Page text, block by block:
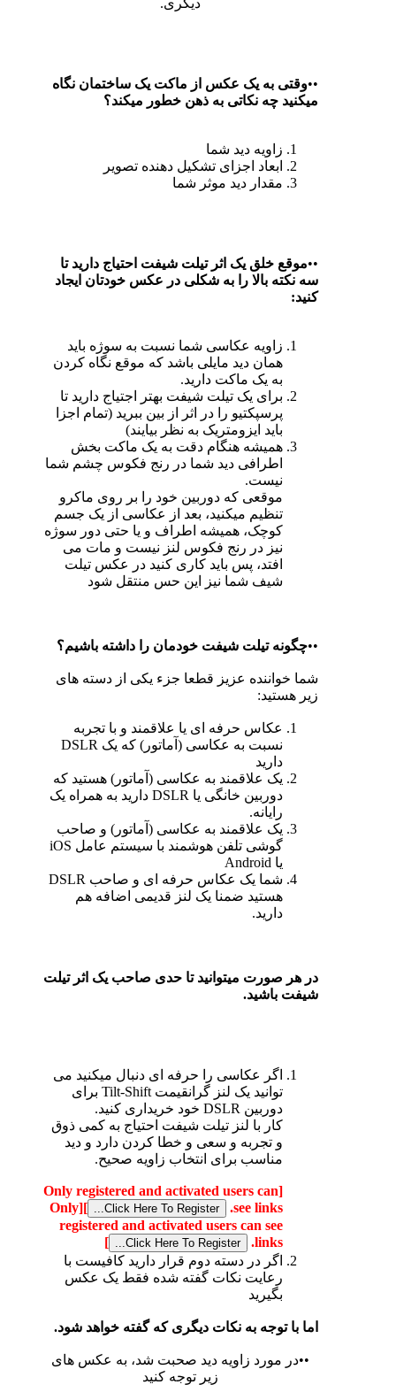
دیگری.
••وقتی به یک عکس از ماکت یک ساختمان نگاه
میکنید چه نکاتی به ذهن خطور میکند؟
زاویه دید شما
ابعاد اجزای تشکیل دهنده تصویر
مقدار دید موثر شما
••موقع خلق یک اثر تیلت شیفت احتیاج دارید تا
سه نکته بالا را به شکلی در عکس خودتان ایجاد
کنید:
زاویه عکاسی شما نسبت به سوژه باید
همان دید مایلی باشد که موقع نگاه کردن
به یک ماکت دارید.
برای یک تیلت شیفت بهتر اجتیاج دارید تا
پرسپکتیو را در اثر از بین ببرید (تمام اجزا
باید ایزومتریک به نظر بیایند)
همیشه هنگام دقت به یک ماکت بخش
اطرافی دید شما در رنج فکوس چشم شما
نیست.
موقعی که دوربین خود را بر روی ماکرو
تنظیم میکنید، بعد از عکاسی از یک جسم
کوچک، همیشه اطراف و یا حتی دور سوژه
نیز در رنج فکوس لنز نیست و مات می
افتد، پس باید کاری کنید در عکس تیلت
شیف شما نیز این حس منتقل شود
••چگونه تیلت شیفت خودمان را داشته باشیم؟
شما خواننده عزیز قطعا جزء یکی از دسته های
زیر هستید:
عکاس حرفه ای یا علاقمند و با تجربه
نسبت به عکاسی (آماتور) که یک DSLR
دارید
یک علاقمند به عکاسی (آماتور) هستید که
دوربین خانگی یا DSLR دارید به همراه یک
رایانه.
یک علاقمند به عکاسی (آماتور) و صاحب
گوشی تلفن هوشمند با سیستم عامل iOS
یا Android
شما یک عکاس حرفه ای و صاحب DSLR
هستید ضمنا یک لنز قدیمی اضافه هم
دارید.
در هر صورت میتوانید تا حدی صاحب یک اثر تیلت
شیفت باشید.
اگر عکاسی را حرفه ای دنبال میکنید می
توانید یک لنز گرانقیمت Tilt-Shift برای
دوربین DSLR خود خریداری کنید.
کار با لنز تیلت شیفت احتیاج به کمی ذوق
و تجربه و سعی و خطا کردن دارد و دید
مناسب برای انتخاب زاویه صحیح.
[Only registered and activated users can
see links.
]
[Only
registered and activated users can see
links.
]
اگر در دسته دوم قرار دارید کافیست با
رعایت نکات گفته شده فقط یک عکس
بگیرید
اما با توجه به نکات دیگری که گفته خواهد شود.
••در مورد زاویه دید صحبت شد، به عکس های
زیر توجه کنید